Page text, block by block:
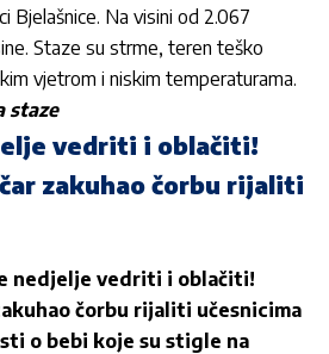
Bjelašnice. Na visini od 2.067
Staze su strme, teren teško
vjetrom i niskim temperaturama.
staze
vedriti i oblačiti!
zakuhao čorbu rijaliti
nedjelje vedriti i oblačiti!
čorbu rijaliti učesnicima
o bebi koje su stigle na